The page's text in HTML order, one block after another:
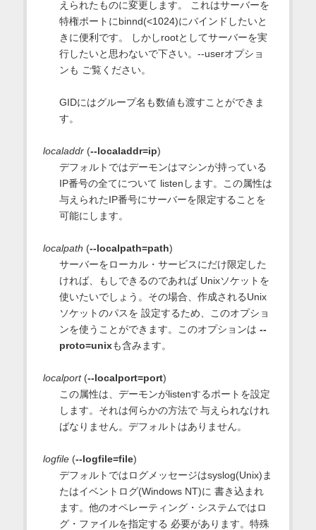
えられたものに変更します。 これはサーバーを
特権ポートにbinnd(<1024)にバインドしたいと
きに便利です。 しかしrootとしてサーバーを実
行したいと思わないで下さい。--userオプショ
ンも ご覧ください。
GIDにはグループ名も数値も渡すことができま
す。
localaddr(--localaddr=ip)
デフォルトではデーモンはマシンが持っている
IP番号の全てについて listenします。この属性は
与えられたIP番号にサーバーを限定することを
可能にします。
localpath (--localpath=path)
サーバーをローカル・サービスにだけ限定した
ければ、もしできるのであれば Unixソケットを
使いたいでしょう。その場合、作成されるUnix
ソケットのパスを 設定するため、このオプショ
ンを使うことができます。このオプションは --
proto=unixも含みます。
localport(--localport=port)
この属性は、デーモンがlistenするポートを設定
します。それは何らかの方法で 与えられなけれ
ばなりません。デフォルトはありません。
logfile(--logfile=file)
デフォルトではログメッセージはsyslog(Unix)ま
たはイベントログ(Windows NT)に 書き込まれ
ます。他のオペレーティング・システムではロ
グ・ファイルを指定する 必要があります。特殊